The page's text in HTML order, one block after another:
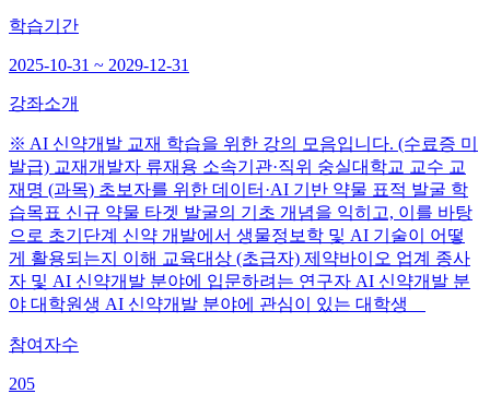
학습기간
2025-10-31 ~ 2029-12-31
강좌소개
※ AI 신약개발 교재 학습을 위한 강의 모음입니다. (수료증 미
발급) 교재개발자 류재용 소속기관·직위 숭실대학교 교수 교
재명 (과목) 초보자를 위한 데이터·AI 기반 약물 표적 발굴 학
습목표 신규 약물 타겟 발굴의 기초 개념을 익히고, 이를 바탕
으로 초기단계 신약 개발에서 생물정보학 및 AI 기술이 어떻
게 활용되는지 이해 교육대상 (초급자) 제약바이오 업계 종사
자 및 AI 신약개발 분야에 입문하려는 연구자 AI 신약개발 분
야 대학원생 AI 신약개발 분야에 관심이 있는 대학생
참여자수
205